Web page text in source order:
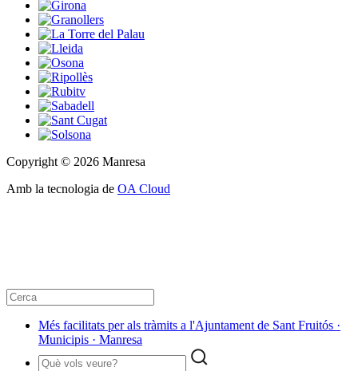
Copyright © 2026 Manresa
Amb la tecnologia de OA Cloud
Més facilitats per als tràmits a l'Ajuntament de Sant Fruitós ·
Municipis · Manresa